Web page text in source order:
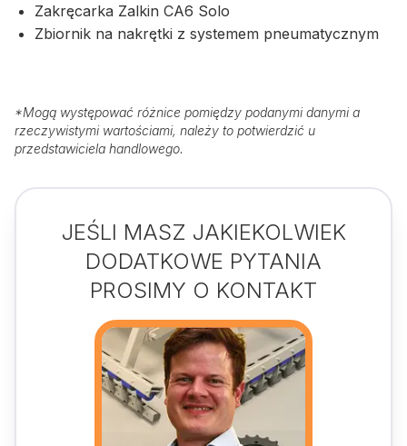
Zakręcarka Zalkin CA6 Solo
Zbiornik na nakrętki z systemem pneumatycznym
*Mogą występować różnice pomiędzy podanymi danymi a
rzeczywistymi wartościami, należy to potwierdzić u
przedstawiciela handlowego.
JEŚLI MASZ JAKIEKOLWIEK
DODATKOWE PYTANIA
PROSIMY O KONTAKT